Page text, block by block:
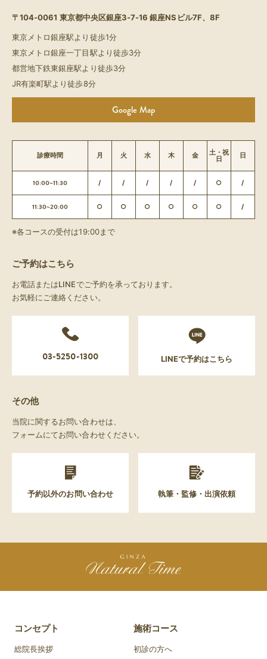
〒104-0061 東京都中央区銀座3-7-16 銀座NSビル7F、8F
東京メトロ銀座駅より徒歩1分
東京メトロ銀座一丁目駅より徒歩3分
都営地下鉄東銀座駅より徒歩3分
JR有楽町駅より徒歩8分
Google Map
診療時間 月 火 水 木 金 土・祝
日 日
10:00~11:30 / / / / / ○ /
11:30~20:00 ○ ○ ○ ○ ○ ○ /
※各コースの受付は19:00まで
ご予約はこちら
お電話またはLINEでご予約を承っております。
お気軽にご連絡ください。
03-5250-1300 LINEで予約はこちら
その他
当院に関するお問い合わせは、
フォームにてお問い合わせください。
予約以外のお問い合わせ 執筆・監修・出演依頼
コンセプト
総院長挨拶
施術コース
初診の方へ